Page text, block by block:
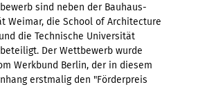
sind neben der Bauhaus-
Weimar, die School of Architecture
die Technische Universität
Der Wettbewerb wurde
Werkbund Berlin, der in diesem
erstmalig den "Förderpreis